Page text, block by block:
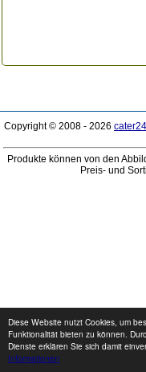
Diese Website nutzt Cookies, um
Funktionalität bieten zu können.
Dienste erklären Sie sich damit
Informationen
Copyright © 2008 - 2026
Produkte können von den
Preis- und